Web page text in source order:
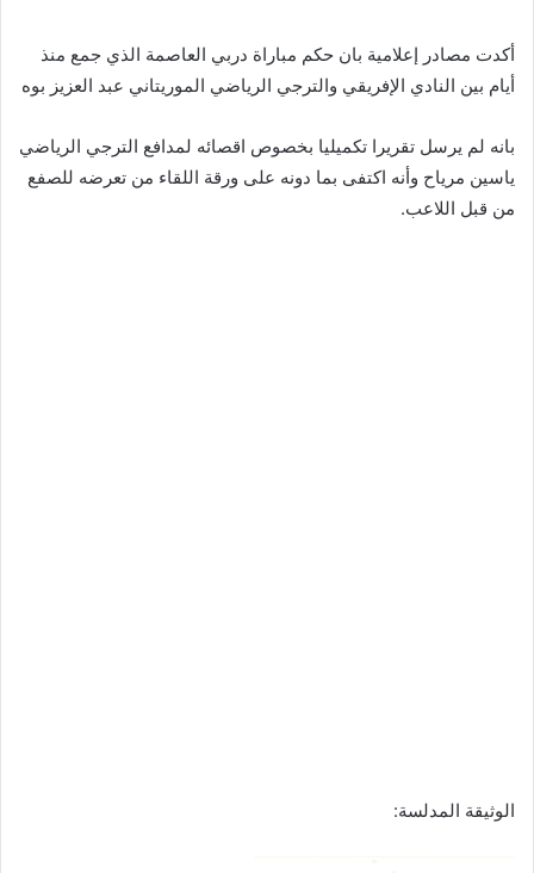
أكدت مصادر إعلامية بان حكم مباراة دربي العاصمة الذي جمع منذ
أيام بين النادي الإفريقي والترجي الرياضي الموريتاني عبد العزيز بوه
بانه لم يرسل تقريرا تكميليا بخصوص اقصائه لمدافع الترجي الرياضي
ياسين مرياح وأنه اكتفى بما دونه على ورقة اللقاء من تعرضه للصفع
من قبل اللاعب.
الوثيقة المدلسة: